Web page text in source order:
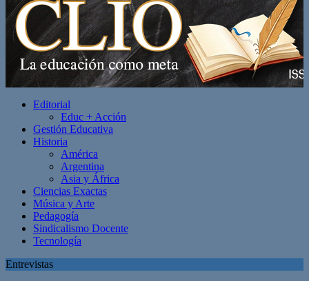
Editorial
Educ + Acción
Gestión Educativa
Historia
América
Argentina
Asia y África
Ciencias Exactas
Música y Arte
Pedagogía
Sindicalismo Docente
Tecnología
Entrevistas